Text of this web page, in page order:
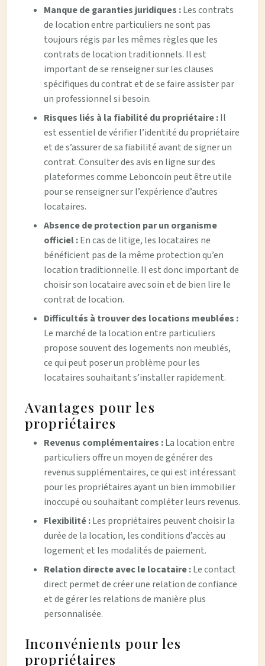
Manque de garanties juridiques :Les contrats
de location entre particuliers ne sont pas
toujours régis par les mêmes règles que les
contrats de location traditionnels. Il est
important de se renseigner sur les clauses
spécifiques du contrat et de se faire assister par
un professionnel si besoin.
Risques liés à la fiabilité du propriétaire :Il
est essentiel de vérifier l’identité du propriétaire
et de s’assurer de sa fiabilité avant de signer un
contrat. Consulter des avis en ligne sur des
plateformes comme Leboncoin peut être utile
pour se renseigner sur l’expérience d’autres
locataires.
Absence de protection par un organisme
officiel :En cas de litige, les locataires ne
bénéficient pas de la même protection qu’en
location traditionnelle. Il est donc important de
choisir son locataire avec soin et de bien lire le
contrat de location.
Difficultés à trouver des locations meublées :
Le marché de la location entre particuliers
propose souvent des logements non meublés,
ce qui peut poser un problème pour les
locataires souhaitant s’installer rapidement.
Avantages pour les
propriétaires
Revenus complémentaires :La location entre
particuliers offre un moyen de générer des
revenus supplémentaires, ce qui est intéressant
pour les propriétaires ayant un bien immobilier
inoccupé ou souhaitant compléter leurs revenus.
Flexibilité :Les propriétaires peuvent choisir la
durée de la location, les conditions d’accès au
logement et les modalités de paiement.
Relation directe avec le locataire :Le contact
direct permet de créer une relation de confiance
et de gérer les relations de manière plus
personnalisée.
Inconvénients pour les
propriétaires